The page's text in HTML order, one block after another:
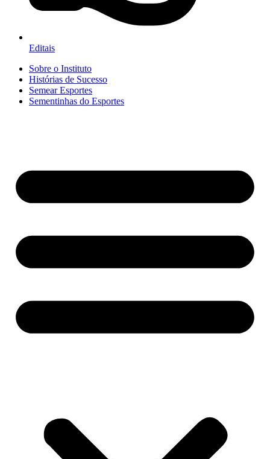
Editais
Sobre o Instituto
Histórias de Sucesso
Semear Esportes
Sementinhas do Esportes